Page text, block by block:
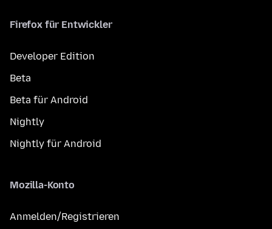
Firefox für Entwickler
Developer Edition
Beta
Beta für Android
Nightly
Nightly für Android
Mozilla-Konto
Anmelden/Registrieren